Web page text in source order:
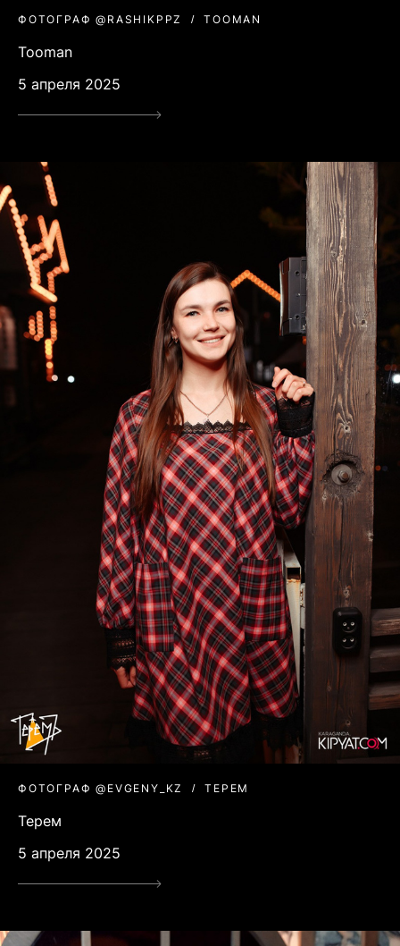
ФОТОГРАФ @RASHIKPPZ TOOMAN
Tooman
5 апреля 2025
ФОТОГРАФ @EVGENY_KZ ТЕРЕМ
Терем
5 апреля 2025